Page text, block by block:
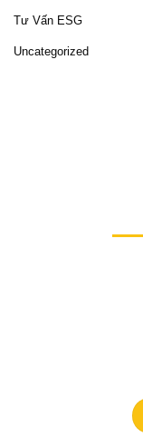
Tư Vấn ESG
Uncategorized